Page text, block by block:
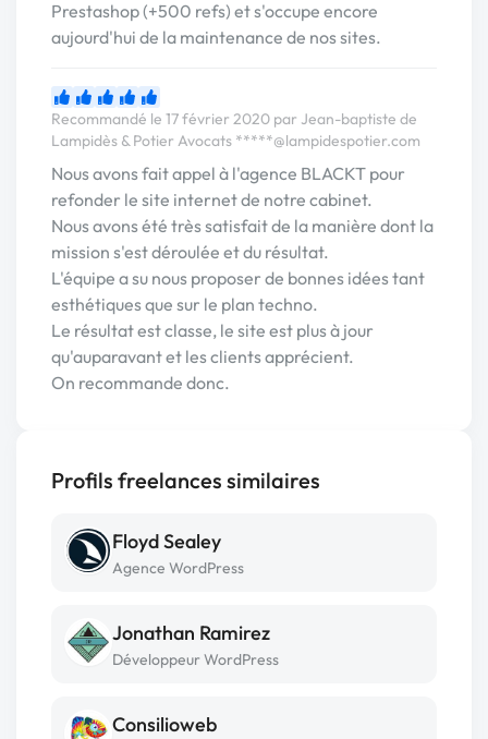
Prestashop (+500 refs) et s'occupe encore
aujourd'hui de la maintenance de nos sites.
Recommandé le 17 février 2020 par Jean-baptiste de
Lampidès & Potier Avocats *****@lampidespotier.com
Nous avons fait appel à l'agence BLACKT pour
refonder le site internet de notre cabinet.
Nous avons été très satisfait de la manière dont la
mission s'est déroulée et du résultat.
L'équipe a su nous proposer de bonnes idées tant
esthétiques que sur le plan techno.
Le résultat est classe, le site est plus à jour
qu'auparavant et les clients apprécient.
On recommande donc.
Profils freelances similaires
Floyd Sealey
Agence WordPress
Jonathan Ramirez
Développeur WordPress
Consilioweb